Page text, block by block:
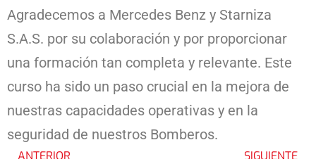
Agradecemos a Mercedes Benz y Starniza
S.A.S. por su colaboración y por proporcionar
una formación tan completa y relevante. Este
curso ha sido un paso crucial en la mejora de
nuestras capacidades operativas y en la
seguridad de nuestros Bomberos.
ANTERIOR SIGUIENTE